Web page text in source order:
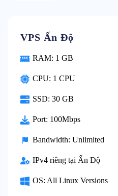
VPS Ấn Độ
RAM: 1 GB
CPU: 1 CPU
SSD: 30 GB
Port: 100Mbps
Bandwidth: Unlimited
IPv4 riêng tại Ấn Độ
OS: All Linux Versions